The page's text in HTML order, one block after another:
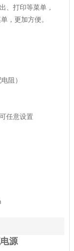
、打印等菜单，
，更加方便。
阻）
任意设置
源